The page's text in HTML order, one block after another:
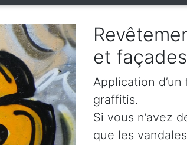
et
Application
graffitis.
Si vous n’avez
que les